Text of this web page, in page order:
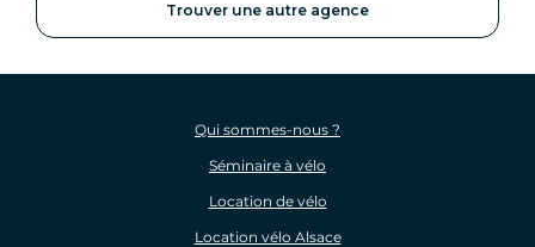
Trouver une autre agence
Qui sommes-nous ?
Séminaire à vélo
Location de vélo
Location vélo Alsace